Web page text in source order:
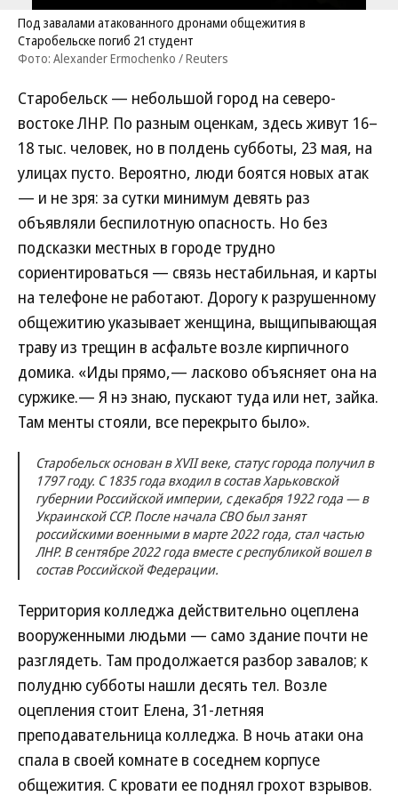
Под завалами атакованного дронами общежития в
Старобельске погиб 21 студент
Фото: Alexander Ermochenko / Reuters
Старобельск — небольшой город на северо-
востоке ЛНР. По разным оценкам, здесь живут 16–
18 тыс. человек, но в полдень субботы, 23 мая, на
улицах пусто. Вероятно, люди боятся новых атак
— и не зря: за сутки минимум девять раз
объявляли беспилотную опасность. Но без
подсказки местных в городе трудно
сориентироваться — связь нестабильная, и карты
на телефоне не работают. Дорогу к разрушенному
общежитию указывает женщина, выщипывающая
траву из трещин в асфальте возле кирпичного
домика. «Иды прямо,— ласково объясняет она на
суржике.— Я нэ знаю, пускают туда или нет, зайка.
Там менты стояли, все перекрыто было».
Старобельск основан в XVII веке, статус города получил в
1797 году. С 1835 года входил в состав Харьковской
губернии Российской империи, с декабря 1922 года — в
Украинской ССР. После начала СВО был занят
российскими военными в марте 2022 года, стал частью
ЛНР. В сентябре 2022 года вместе с республикой вошел в
состав Российской Федерации.
Территория колледжа действительно оцеплена
вооруженными людьми — само здание почти не
разглядеть. Там продолжается разбор завалов; к
полудню субботы нашли десять тел. Возле
оцепления стоит Елена, 31-летняя
преподавательница колледжа. В ночь атаки она
спала в своей комнате в соседнем корпусе
общежития. С кровати ее поднял грохот взрывов.